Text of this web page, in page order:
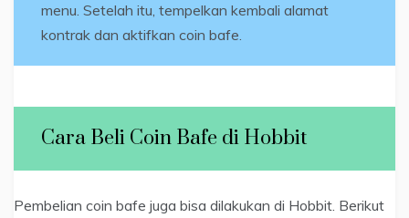
menu. Setelah itu, tempelkan kembali alamat
kontrak dan aktifkan coin bafe.
Cara Beli Coin Bafe di Hobbit
Pembelian coin bafe juga bisa dilakukan di Hobbit. Berikut